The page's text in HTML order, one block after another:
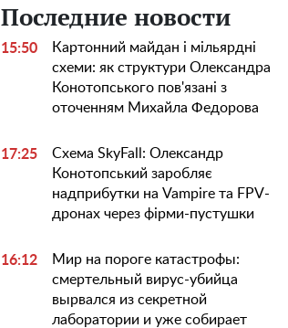
Последние новости
15:50
Картонний майдан і мільярдні
схеми: як структури Олександра
Конотопського пов'язані з
оточенням Михайла Федорова
17:25
Схема SkyFall: Олександр
Конотопський заробляє
надприбутки на Vampire та FPV-
дронах через фірми-пустушки
16:12
Мир на пороге катастрофы:
смертельный вирус-убийца
вырвался из секретной
лаборатории и уже собирает